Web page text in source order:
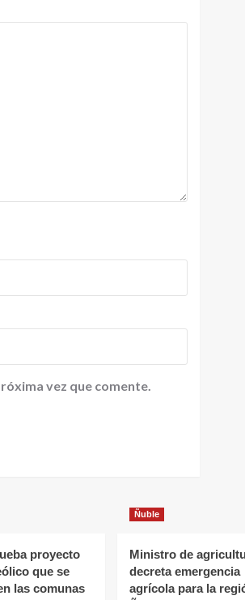
vez que comente.
proyecto
que se
las comunas
Ñuble
Ministro de
decreta emergencia
agrícola para la